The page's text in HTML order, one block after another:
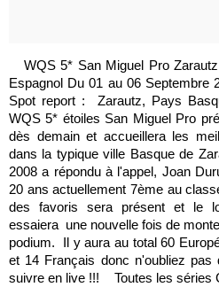
WQS 5* San Miguel Pro
Espagnol Du 01 au 06 Septembre
Spot report : Zarautz, Pays
WQS 5* étoiles San Miguel Pro
dès demain et accueillera les
dans la typique ville Basque de
2008 a répondu à l'appel, Joan
20 ans actuellement 7ème au
des favoris sera présent et le
essaiera une nouvelle fois de
podium. Il y aura au total 60
et 14 Français donc n'oubliez
suivre en live !!! Toutes les séries